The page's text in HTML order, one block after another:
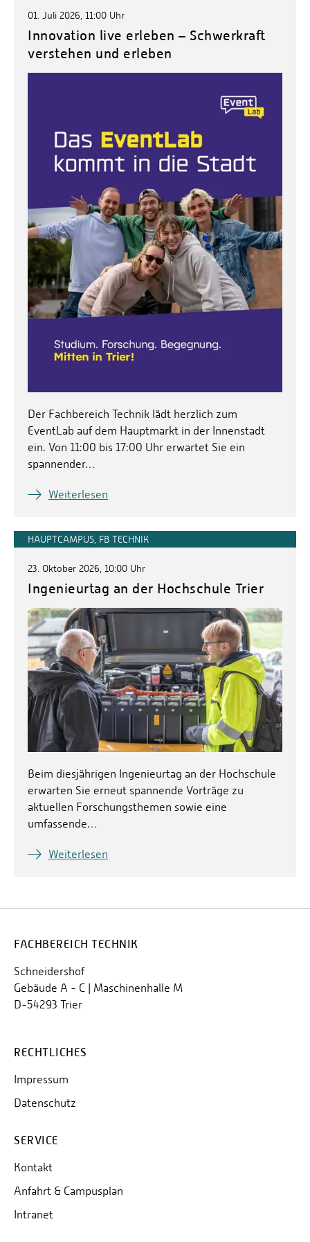
01. Juli 2026, 11:00 Uhr
Innovation live erleben – Schwerkraft
verstehen und erleben
Der Fachbereich Technik lädt herzlich zum
EventLab auf dem Hauptmarkt in der Innenstadt
ein. Von 11:00 bis 17:00 Uhr erwartet Sie ein
spannender…
Weiterlesen
HAUPTCAMPUS, FB TECHNIK
23. Oktober 2026, 10:00 Uhr
Ingenieurtag an der Hochschule Trier
Beim diesjährigen Ingenieurtag an der Hochschule
erwarten Sie erneut spannende Vorträge zu
aktuellen Forschungsthemen sowie eine
umfassende…
Weiterlesen
FACHBEREICH TECHNIK
Schneidershof
Gebäude A - C | Maschinenhalle M
D-54293 Trier
RECHTLICHES
Impressum
Datenschutz
SERVICE
Kontakt
Anfahrt & Campusplan
Intranet